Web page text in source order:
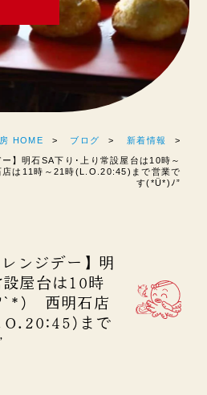
HOME ブログ 新着情報
】明石SA下り･上り常設屋台は10時～
は11時～21時(L.O.20:45)まで営業で
す(*Ü*)ﾉ”
ンジデー】明
屋台は10時
西明石店
まで